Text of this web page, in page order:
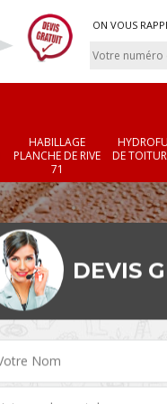
ON VOUS
HABILLAGE
PLANCHE DE RIVE
71
DE
Changement de velux
71
DEVIS